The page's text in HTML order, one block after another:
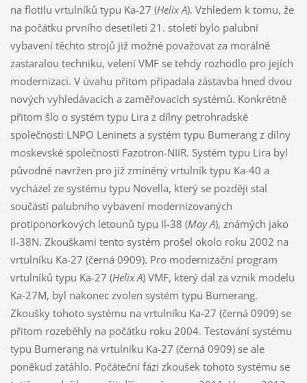
na flotilu vrtulníků typu Ka-27 (Helix A). Vzhledem k tomu, že
na počátku prvního desetiletí 21. století bylo palubní
vybavení těchto strojů již možné považovat za morálně
zastaralou techniku, velení VMF se tehdy rozhodlo pro jejich
modernizaci. V úvahu přitom připadala zástavba hned dvou
nových vyhledávacích a zaměřovacích systémů. Konkrétně
přitom šlo o systém typu Lira z dílny petrohradské
společnosti LNPO Leninets a systém typu Bumerang z dílny
moskevské společnosti Fazotron-NIIR. Systém typu Lira byl
původně navržen pro již zmíněný vrtulník typu Ka-40 a
vycházel ze systému typu Novella, který se později stal
součástí palubního vybavení modernizovaných
protiponorkových letounů typu Il-38 (May A), známých jako
Il-38N. Zkouškami tento systém prošel okolo roku 2002 na
vrtulníku Ka-27 (černá 0909). Pro modernizační program
vrtulníků typu Ka-27 (Helix A) VMF, který dal za vznik modelu
Ka-27M, byl nakonec zvolen systém typu Bumerang.
Zkoušky tohoto systému na vrtulníku Ka-27 (černá 0909) se
přitom rozeběhly na počátku roku 2004. Testování systému
typu Bumerang na vrtulníku Ka-27 (černá 0909) se ale
poněkud zatáhlo. Počáteční fázi zkoušek tohoto systému se